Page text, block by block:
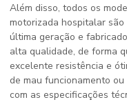
Além disso, todos os
motorizada hospitalar
última geração e
alta qualidade, de forma
excelente resistência e
de mau funcionamento
com as especificações